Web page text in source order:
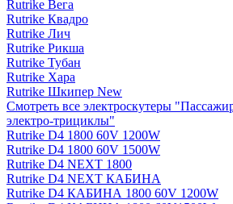
Rutrike Вега
Rutrike Квадро
Rutrike Лич
Rutrike Рикша
Rutrike Тубан
Rutrike Хара
Rutrike Шкипер New
Смотреть все электро­скутеры
электро‑трициклы"
Rutrike D4 1800 60V 1200W
Rutrike D4 1800 60V 1500W
Rutrike D4 NEXT 1800
Rutrike D4 NEXT КАБИНА
Rutrike D4 КАБИНА 1800 60V 1200W